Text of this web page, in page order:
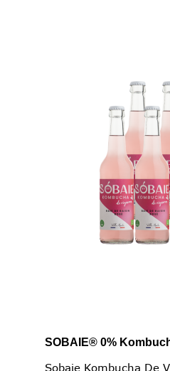
SOBAIE® 0%
Sobaie Kombucha De